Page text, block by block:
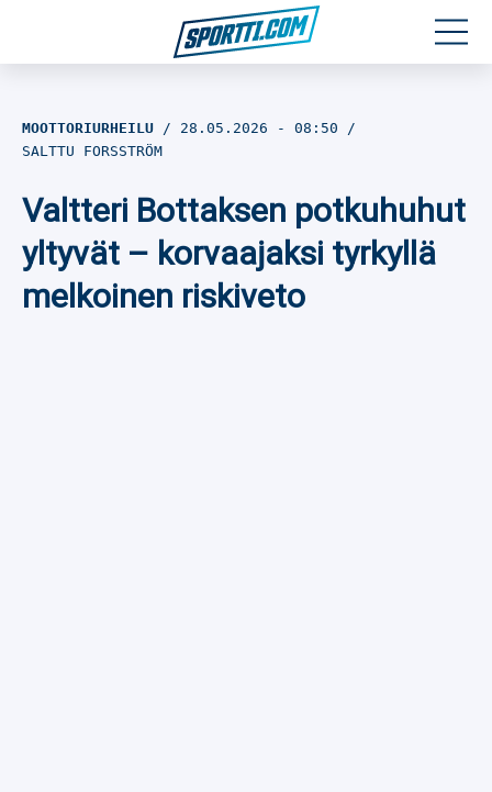
Jalkapallo
Yleisurheilu
MOOTTORIURHEILU 28.05.2026 - 08:50
SALTTU FORSSTRÖM
Valtteri Bottaksen potkuhuhut
yltyvät – korvaajaksi tyrkyllä
melkoinen riskiveto